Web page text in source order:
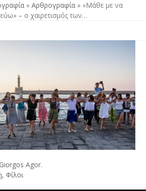
» Αρθρογραφία » «Mάθε με να
– ο χαιρετισμός των…
Agor.
, Φίλοι